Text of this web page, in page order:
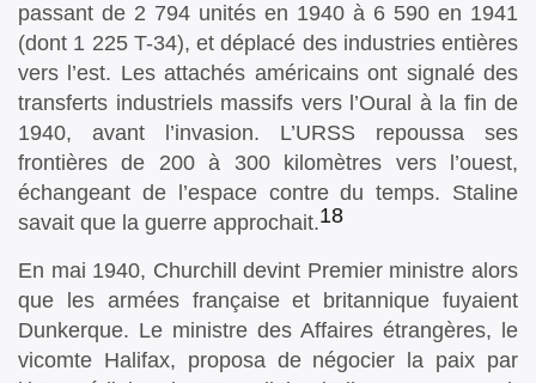
passant de 2 794 unités en 1940 à 6 590 en 1941
(dont 1 225 T-34), et déplacé des industries entières
vers l’est. Les attachés américains ont signalé des
transferts industriels massifs vers l’Oural à la fin de
1940, avant l’invasion. L’URSS repoussa ses
frontières de 200 à 300 kilomètres vers l’ouest,
échangeant de l’espace contre du temps. Staline
savait que la guerre approchait.18
En mai 1940, Churchill devint Premier ministre alors
que les armées française et britannique fuyaient
Dunkerque. Le ministre des Affaires étrangères, le
vicomte Halifax, proposa de négocier la paix par